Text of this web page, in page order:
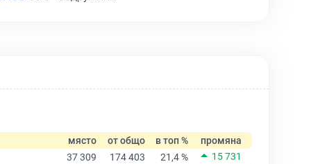
място от общо в топ %
промяна
37 309
174 403 21,4 %
15 731